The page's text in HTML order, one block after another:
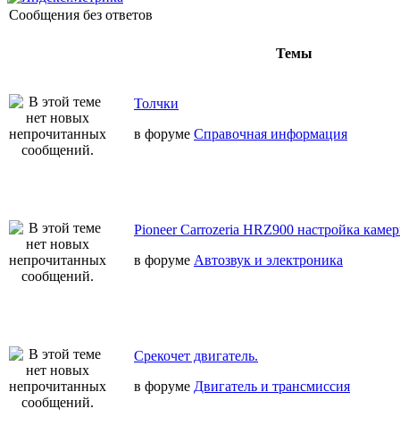
Сообщения без ответов
Темы
Толчки
в форуме Справочная информация
Pioneer Carrozeria HRZ900 настройка
в форуме Автозвук и электроника
Срекочет двигатель.
в форуме Двигатель и трансмиссия